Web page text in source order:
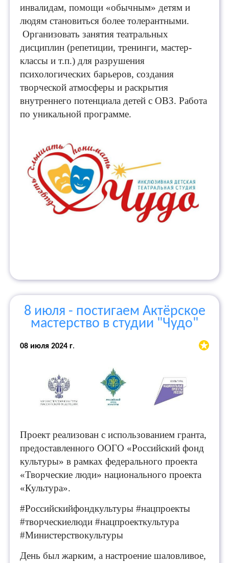
инвалидам, помощи «обычным» детям и
людям становиться более толерантными.
Организовать занятия театральных
дисциплин (репетиции, тренинги, мастер-
классы и т.п.) для разрушения
психологических барьеров, создания
творческой атмосферы и раскрытия
внутреннего потенциала детей с ОВЗ. Работа
по уникальной программе.
8 июля - постигаем Актёрское
мастерство в студии "Чудо"
08 июля 2024 г.
Проект реализован с использованием гранта,
предоставленного ООГО «Российский фонд
культуры» в рамках федерального проекта
«Творческие люди» национального проекта
«Культура».
#Российскийфондкультуры #нацпроекты
#творческиелюди #нацпроекткультура
#Министерствокультуры
День был жарким, а настроение шаловливое,